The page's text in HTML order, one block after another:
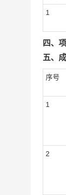
1
四、
五、
序号
1
2